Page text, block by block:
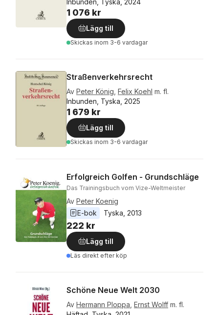
Inbunden, Tyska, 2024
1 076 kr
Lägg till
Skickas inom 3-6 vardagar
Straßenverkehrsrecht
Av Peter König Felix Koehl m. fl.
Inbunden, Tyska, 2025
1 679 kr
Lägg till
Skickas inom 3-6 vardagar
Erfolgreich Golfen - Grundschläge
Das Trainingsbuch vom Vize-Weltmeister
Av Peter Koenig
E-bok
Tyska 2013
222 kr
Lägg till
Läs direkt efter köp
Schöne Neue Welt 2030
Av Hermann Ploppa Ernst Wolff m. fl.